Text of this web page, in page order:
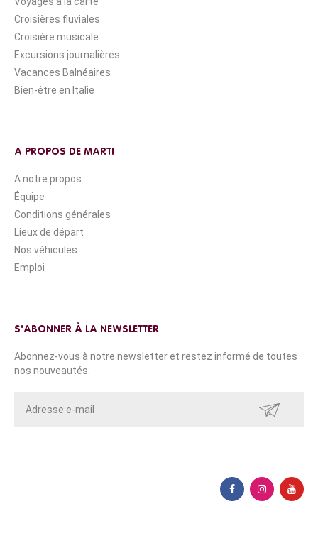
Croisières fluviales
Croisière musicale
Excursions journalières
Vacances Balnéaires
Bien-être en Italie
A PROPOS DE MARTI
A notre propos
Équipe
Conditions générales
Lieux de départ
Nos véhicules
Emploi
S'ABONNER À LA NEWSLETTER
Abonnez-vous à notre newsletter et restez informé de toutes
nos nouveautés.
ENVOYER